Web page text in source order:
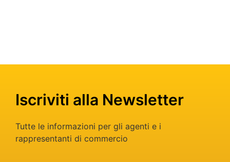
Iscriviti alla Newsletter
Tutte le informazioni per gli agenti e i
rappresentanti di commercio